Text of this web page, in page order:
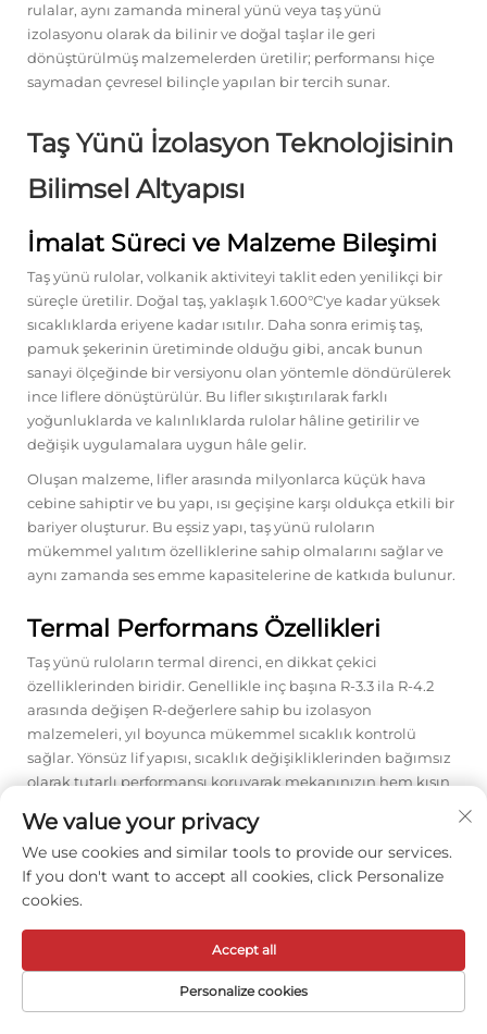
rulalar, aynı zamanda mineral yünü veya taş yünü
izolasyonu olarak da bilinir ve doğal taşlar ile geri
dönüştürülmüş malzemelerden üretilir; performansı hiçe
saymadan çevresel bilinçle yapılan bir tercih sunar.
Taş Yünü İzolasyon Teknolojisinin
Bilimsel Altyapısı
İmalat Süreci ve Malzeme Bileşimi
Taş yünü rulolar, volkanik aktiviteyi taklit eden yenilikçi bir
süreçle üretilir. Doğal taş, yaklaşık 1.600°C'ye kadar yüksek
sıcaklıklarda eriyene kadar ısıtılır. Daha sonra erimiş taş,
pamuk şekerinin üretiminde olduğu gibi, ancak bunun
sanayi ölçeğinde bir versiyonu olan yöntemle döndürülerek
ince liflere dönüştürülür. Bu lifler sıkıştırılarak farklı
yoğunluklarda ve kalınlıklarda rulolar hâline getirilir ve
değişik uygulamalara uygun hâle gelir.
Oluşan malzeme, lifler arasında milyonlarca küçük hava
cebine sahiptir ve bu yapı, ısı geçişine karşı oldukça etkili bir
bariyer oluşturur. Bu eşsiz yapı, taş yünü ruloların
mükemmel yalıtım özelliklerine sahip olmalarını sağlar ve
aynı zamanda ses emme kapasitelerine de katkıda bulunur.
Termal Performans Özellikleri
Taş yünü ruloların termal direnci, en dikkat çekici
özelliklerinden biridir. Genellikle inç başına R-3.3 ila R-4.2
arasında değişen R-değerlere sahip bu izolasyon
malzemeleri, yıl boyunca mükemmel sıcaklık kontrolü
sağlar. Yönsüz lif yapısı, sıcaklık değişikliklerinden bağımsız
olarak tutarlı performansı koruyarak mekanınızın hem kışın
normal koşullar altında çökmeye veya bozulmaya dayanarak
termal performanslarını zamanla korurlar. Bu uzun vadeli
Yangın Güvenliği ve Ses Kontrolü
We value your privacy
We use cookies and similar tools to provide our services.
If you don't want to accept all cookies, click Personalize
cookies.
Personalize cookies
Accept all